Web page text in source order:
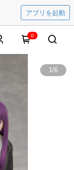
アプリを起動
0
1/6